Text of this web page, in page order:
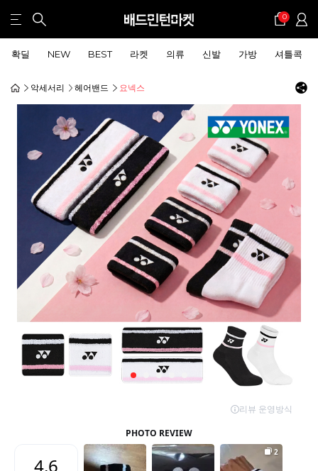
0
확딜 NEW BEST 라켓 의류 신발 가방 셔틀콕
악세서리 헤어밴드 요넥스